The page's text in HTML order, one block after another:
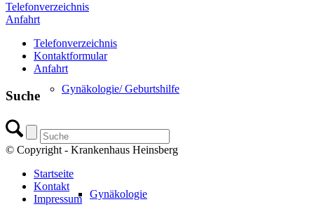
Gynäkologie/ Geburtshilfe
Gynäkologie
Telefonverzeichnis
Anfahrt
Telefonverzeichnis
Kontaktformular
Anfahrt
Suche
© Copyright - Krankenhaus Heinsberg
Startseite
Kontakt
Impressum